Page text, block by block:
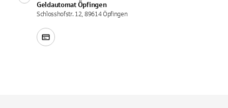
Geldautomat Öpfingen
Schlosshofstr. 12, 89614 Öpfingen